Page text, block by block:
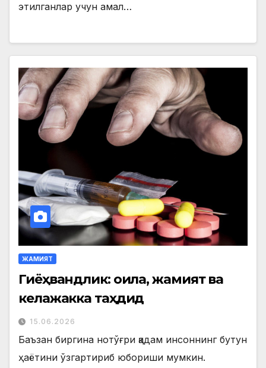
этилганлар учун амал…
ЖАМИЯТ
Гиёҳвандлик: оила, жамият ва
келажакка таҳдид
15.06.2026
Баъзан биргина нотўғри қадам инсоннинг бутун
ҳаётини ўзгартириб юбориши мумкин.